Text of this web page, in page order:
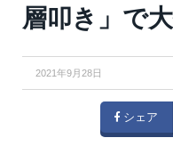
層叩き」で
2021年9月28日
シェア